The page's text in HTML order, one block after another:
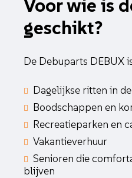
Voor wie is
geschikt?
De Debuparts DEBUX
Dagelijkse ritten in
Boodschappen en
Recreatieparken en
Vakantieverhuur
Senioren die
blijven